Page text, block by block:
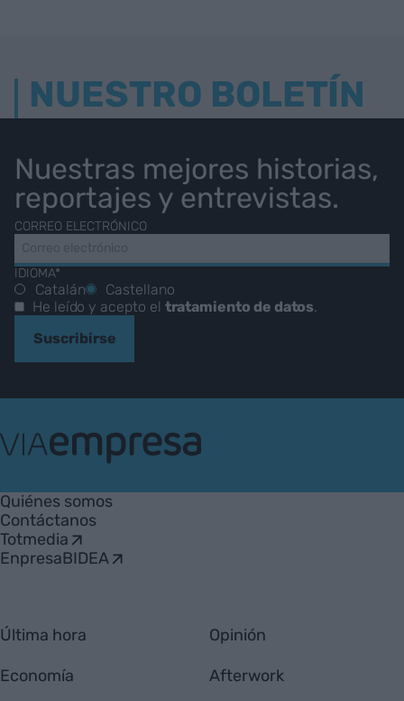
NUESTRO BOLETÍN
Nuestras mejores historias,
reportajes y entrevistas.
CORREO ELECTRÓNICO
IDIOMA*
Catalán
Castellano
He leído y acepto el tratamiento de datos.
Suscribirse
Empresa
Quiénes somos
Contáctanos
Totmedia
EnpresaBIDEA
Última hora
Economía
Opinión
Afterwork